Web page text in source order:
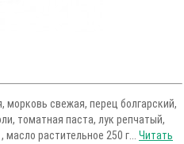
морковь свежая, перец болгарский,
томатная паста, лук репчатый,
растительное 250 г... Читать